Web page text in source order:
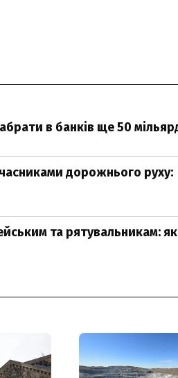
в банків ще 50
дорожнього руху:
та рятувальникам: